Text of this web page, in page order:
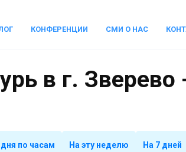
КОНФЕРЕНЦИИ СМИ О НАС
в г. Зверево
дня по часам На эту неделю На 7 дней